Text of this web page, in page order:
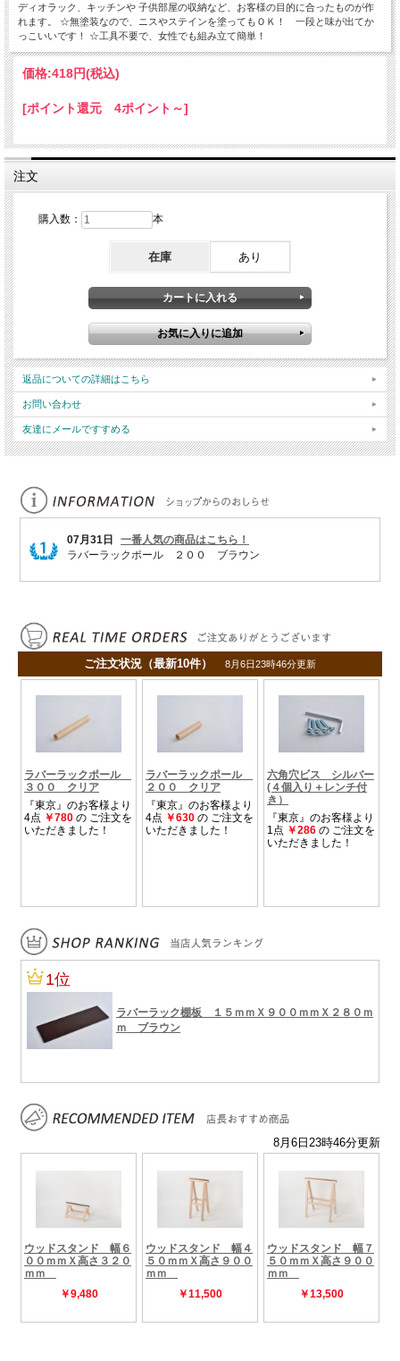
ディオラック、キッチンや 子供部屋の収納など、お客様の目的に合ったものが作
れます。 ☆無塗装なので、ニスやステインを塗ってもＯＫ！ 一段と味が出てか
っこいいです！ ☆工具不要で、女性でも組み立て簡単！
価格:418円(税込)
[ポイント還元 4ポイント～]
注文
購入数： 本
在庫 あり
返品についての詳細はこちら
お問い合わせ
友達にメールですすめる